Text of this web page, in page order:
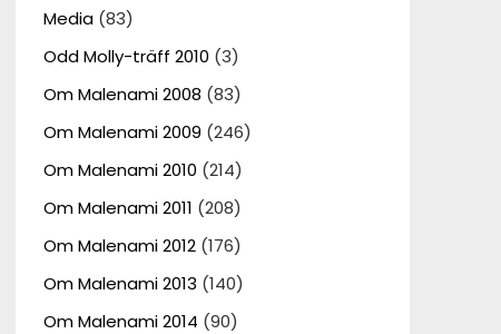
Media(83)
Odd Molly-träff 2010 (3)
Om Malenami 2008 (83)
Om Malenami 2009 (246)
Om Malenami 2010 (214)
Om Malenami 2011 (208)
Om Malenami 2012(176)
Om Malenami 2013 (140)
Om Malenami 2014 (90)